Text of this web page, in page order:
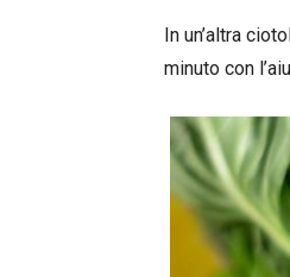
In un’altra
minuto con